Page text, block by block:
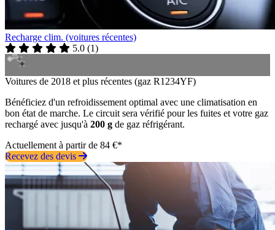
Recharge clim. (voitures récentes)
5.0 (1)
Voitures de 2018 et plus récentes (gaz R1234YF)
Bénéficiez d'un refroidissement optimal avec une climatisation en
bon état de marche. Le circuit sera vérifié pour les fuites et votre gaz
rechargé avec jusqu'à 200 g de gaz réfrigérant.
Actuellement à partir de 84 €*
Recevez des devis